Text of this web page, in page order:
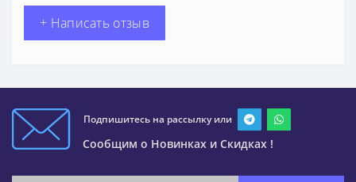
+ Написать отзыв
Подпишитесь на рассылку или
Сообщим о Новинках и Скидках !